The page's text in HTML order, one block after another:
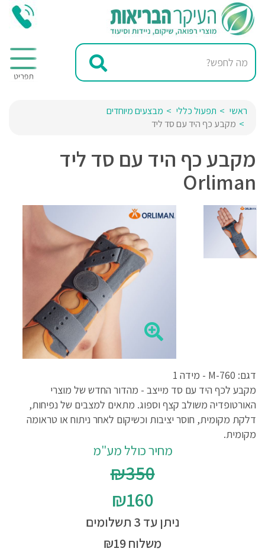
ראשי תפעול כללי
מבצעים מיוחדים
מקבע כף היד עם סד ליד
מקבע כף היד עם סד ליד
Orliman
דגם: M-760 - מידה 1
מקבע לכף היד עם סד מייצב - מהדור החדש של מוצרי
האורטופדיה משולב קצף וספוג. מתאים למצבים של נפיחות,
דלקת מקומית, חוסר יציבות וכשיקום לאחר ניתוח או טראומה
מקומית.
מחיר כולל מע"מ
₪350
₪160
ניתן עד 3 תשלומים
משלוח ₪19